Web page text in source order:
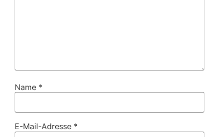
Name *
E-Mail-Adresse *